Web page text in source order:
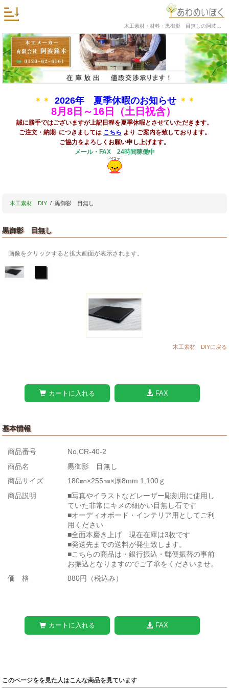
＊＊ 2026年 夏季休暇のお知らせ ＊＊
8月8日～16日（土日祝含）
誠に勝手ではございますが上記日程を夏季休暇とさせていただきます。
ご注文・納期 につきましては こちら より ご案内を致しております。
ご協力をよろしくお願い申し上げます。
メール・FAX 24時間稼働中
木工素材 DIY 黒御影 目無し
黒御影 目無し
画像をクリックすると拡大画面が表示されます。
木工素材 DIYに戻る
カートに入れる FAX
基本情報
商品番号
No,CR-40-2
商品名
黒御影 目無し
商品サイズ
180㎜×255㎜×厚8mm 1,100ｇ
商品説明
■写真やイラストなどレーザー彫刻用に使用し
ていた非常にキメの細かい目無し石です
■オーディオボード・インテリア用としてご利
用ください
■全面本磨き上げ 現在在庫は3枚です
■発送先までの送料が発生致します。
■こちらの商品は・銀行振込・郵便振替の事前
お振込となりますのでご了承をくださいませ。
価 格
880円（税込み）
カートに入れる FAX
このページをを見た人はこんな商品を見ています